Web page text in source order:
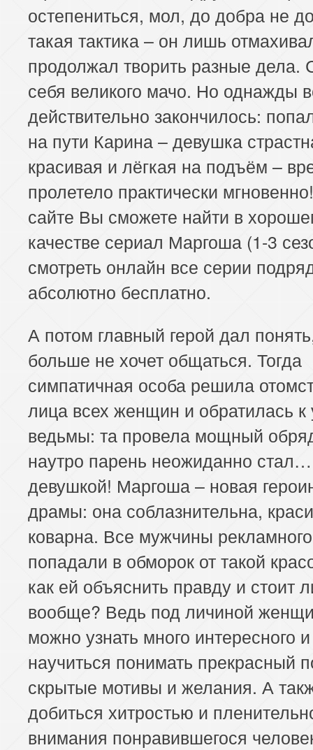
остепениться, мол, до добра не
такая тактика – он лишь
продолжал творить разные дела.
себя великого мачо. Но однажды
действительно закончилось:
на пути Карина – девушка
красивая и лёгкая на подъём –
пролетело практически
сайте Вы сможете найти в
качестве сериал Маргоша (1-3
смотреть онлайн все серии
абсолютно бесплатно.
А потом главный герой дал
больше не хочет общаться. Тогда
симпатичная особа решила
лица всех женщин и обратилась к
ведьмы: та провела мощный
наутро парень неожиданно стал…
девушкой! Маргоша – новая
драмы: она соблазнительна,
коварна. Все мужчины
попадали в обморок от такой
как ей объяснить правду и стоит
вообще? Ведь под личиной
можно узнать много интересного и
научиться понимать прекрасный
скрытые мотивы и желания. А
добиться хитростью и
внимания понравившегося